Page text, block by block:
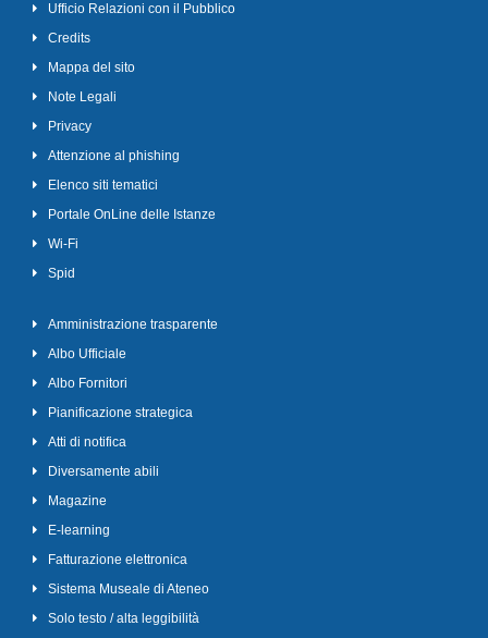
Ufficio Relazioni con il Pubblico
Credits
Mappa del sito
Note Legali
Privacy
Attenzione al phishing
Elenco siti tematici
Portale OnLine delle Istanze
Wi-Fi
Spid
Amministrazione trasparente
Albo Ufficiale
Albo Fornitori
Pianificazione strategica
Atti di notifica
Diversamente abili
Magazine
E-learning
Fatturazione elettronica
Sistema Museale di Ateneo
Solo testo / alta leggibilità